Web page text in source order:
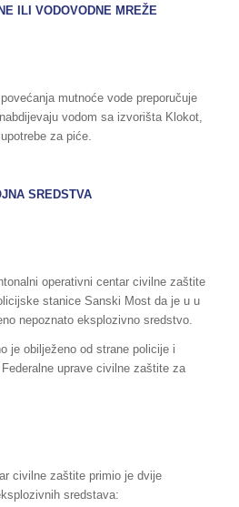
ILI VODOVODNE MREŽE
mutnoće vode preporučuje
vodom sa izvorišta Klokot,
za piće.
SREDSTVA
operativni centar civilne zaštite
stanice Sanski Most da je u u
nepoznato eksplozivno sredstvo.
je obilježeno od strane policije i
uprave civilne zaštite za
civilne zaštite primio je dvije
sredstava: